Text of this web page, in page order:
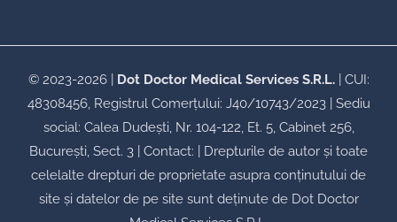
© 2023-2026 | Dot Doctor Medical Services S.R.L.| CUI:
48308456, Registrul Comerțului: J40/10743/2023 | Sediu
social: Calea Dudești, Nr. 104-122, Et. 5, Cabinet 256,
București, Sect. 3 | Contact:
| Drepturile de autor și toate
celelalte drepturi de proprietate asupra conținutului de
site și datelor de pe site sunt deținute de Dot Doctor